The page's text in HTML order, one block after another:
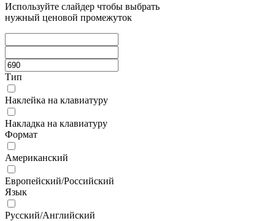
Используйте слайдер чтобы выбрать
нужный ценовой промежуток
Тип
Наклейка на клавиатуру
Накладка на клавиатуру
Формат
Американский
Европейский/Российский
Язык
Русский/Английский